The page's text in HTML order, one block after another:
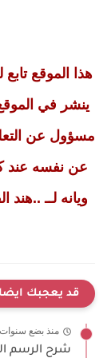
هذا الموقع
ينشر في
مسؤول عن
عن نفسه عند
ويانه لــ ..هند
قد يعجبك ايضا
منذ بضع سنوات
شرح الرسم